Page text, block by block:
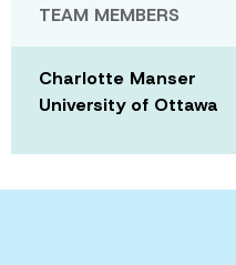
TEAM MEMBERS
Charlotte Manser
University of Ottawa